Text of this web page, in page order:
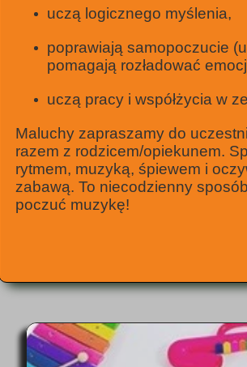
uczą logicznego myślenia,
poprawiają samopoczucie
pomagają rozładować
uczą pracy i współżycia w
Maluchy zapraszamy do
razem z rodzicem/opiekunem.
rytmem, muzyką, śpiewem i
zabawą. To niecodzienny
poczuć muzykę!